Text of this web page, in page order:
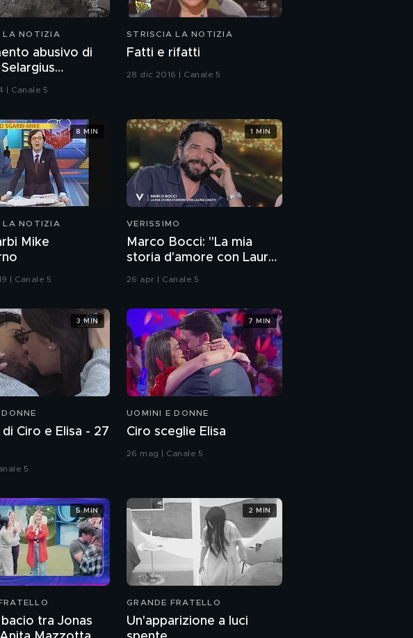
LA NOTIZIA
abusivo di
| Canale 5
STRISCIA LA NOTIZIA
Fatti e rifatti
28 dic 2016 | Canale 5
LA NOTIZIA
Mike
| Canale 5
8 MIN
VERISSIMO
Marco Bocci: "La mia
storia d'amore con Laura
Chiatti"
26 apr | Canale 5
1 MIN
di Ciro e Elisa - 27
5
3 MIN
UOMINI E DONNE
Ciro sceglie Elisa
26 mag | Canale 5
7 MIN
bacio tra Jonas
5 MIN
GRANDE FRATELLO
Un'apparizione a luci
2 MIN